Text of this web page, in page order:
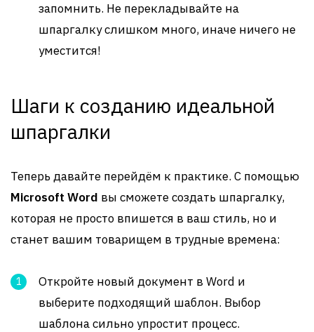
запомнить. Не перекладывайте на
шпаргалку слишком много, иначе ничего не
уместится!
Шаги к созданию идеальной
шпаргалки
Теперь давайте перейдём к практике. С помощью
Microsoft Word вы сможете создать шпаргалку,
которая не просто впишется в ваш стиль, но и
станет вашим товарищем в трудные времена:
Откройте новый документ в Word и
выберите подходящий шаблон. Выбор
шаблона сильно упростит процесс.